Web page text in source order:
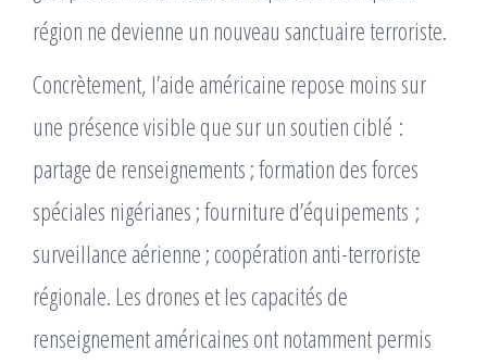
région ne devienne un nouveau sanctuaire terroriste.
Concrètement, l’aide américaine repose moins sur
une présence visible que sur un soutien ciblé :
partage de renseignements ; formation des forces
spéciales nigérianes ; fourniture d’équipements ;
surveillance aérienne ; coopération anti-terroriste
régionale. Les drones et les capacités de
renseignement américaines ont notamment permis